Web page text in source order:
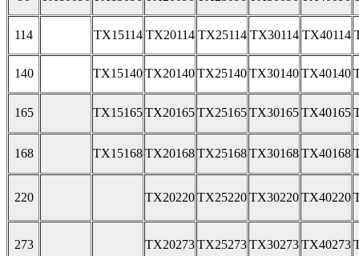
114 TX15114 TX20114 TX25114 TX30114 TX40114
140 TX15140TX20140TX25140TX30140TX40140
165 TX15165TX20165TX25165TX30165TX40165
168 TX15168TX20168TX25168TX30168TX40168
220 TX20220TX25220TX30220TX40220
273 TX20273TX25273TX30273TX40273